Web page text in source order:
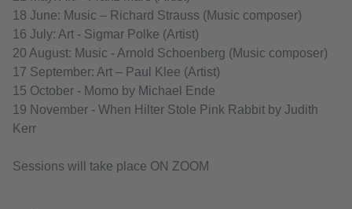
18 June: Music – Richard Strauss (Music composer)
16 July: Art - Sigmar Polke (Artist)
20 August: Music - Arnold Schoenberg (Music composer)
17 September: Art – Paul Klee (Artist)
15 October - Momo by Michael Ende
19 November - When Hilter Stole Pink Rabbit by Judith
Kerr
Sessions will take place ON ZOOM